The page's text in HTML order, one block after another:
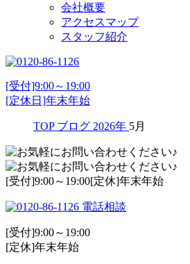
会社概要
アクセスマップ
スタッフ紹介
[受付]9:00～19:00
[定休日]年末年始
TOP ブログ 2026年 5月
[受付]9:00～19:00[定休]年末年始
電話相談
[受付]9:00～19:00
[定休]年末年始